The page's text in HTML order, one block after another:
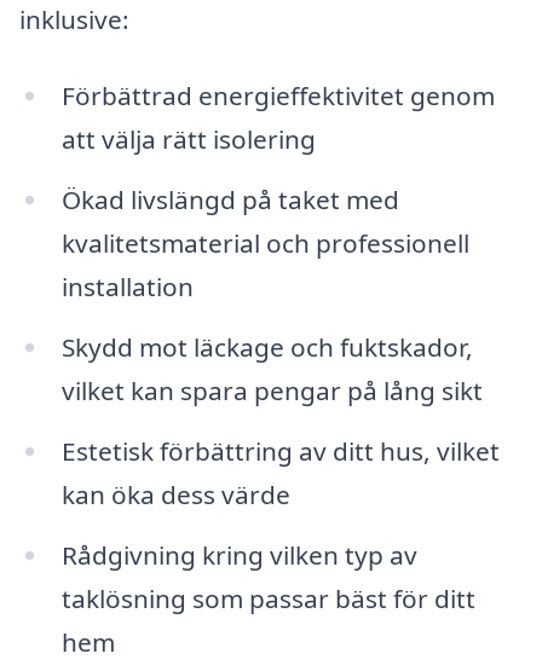
inklusive:
Förbättrad energieffektivitet genom
att välja rätt isolering
Ökad livslängd på taket med
kvalitetsmaterial och professionell
installation
Skydd mot läckage och fuktskador,
vilket kan spara pengar på lång sikt
Estetisk förbättring av ditt hus, vilket
kan öka dess värde
Rådgivning kring vilken typ av
taklösning som passar bäst för ditt
hem